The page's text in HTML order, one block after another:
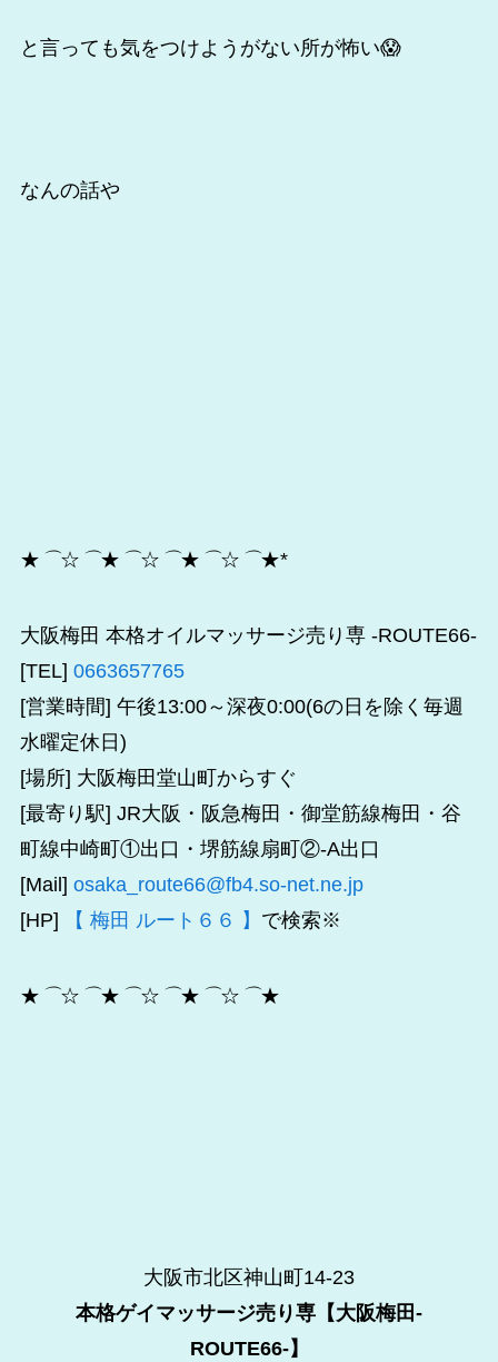
と言っても気をつけようがない所が怖い😱
なんの話や
★ ⌒☆ ⌒★ ⌒☆ ⌒★ ⌒☆ ⌒★*
大阪梅田 本格オイルマッサージ売り専 -ROUTE66-
[TEL] 0663657765
[営業時間] 午後13:00～深夜0:00(6の日を除く毎週
水曜定休日)
[場所] 大阪梅田堂山町からすぐ
[最寄り駅] JR大阪・阪急梅田・御堂筋線梅田・谷
町線中崎町①出口・堺筋線扇町②-A出口
[Mail] osaka_route66@fb4.so-net.ne.jp
[HP]
【 梅田 ルート６６ 】 で検索※
★ ⌒☆ ⌒★ ⌒☆ ⌒★ ⌒☆ ⌒★
大阪市北区神山町14-23
本格ゲイマッサージ売り専【大阪梅田-
ROUTE66-】